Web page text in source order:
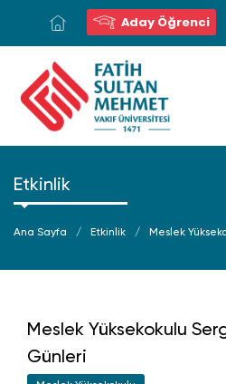
Aday Öğrenci
Etkinlik
Ana Sayfa Etkinlik Meslek
Meslek Yüksekokulu
Günleri